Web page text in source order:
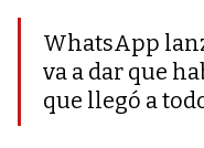
WhatsApp
va a dar que
que llegó a